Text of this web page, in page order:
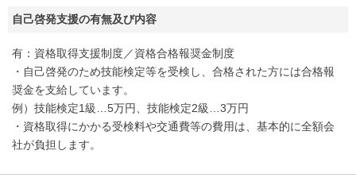
自己啓発支援の有無及び内容
有：資格取得支援制度／資格合格報奨金制度
・自己啓発のため技能検定等を受検し、合格された方には合格報
奨金を支給しています。
例）技能検定1級…5万円、技能検定2級…3万円
・資格取得にかかる受検料や交通費等の費用は、基本的に全額会
社が負担します。